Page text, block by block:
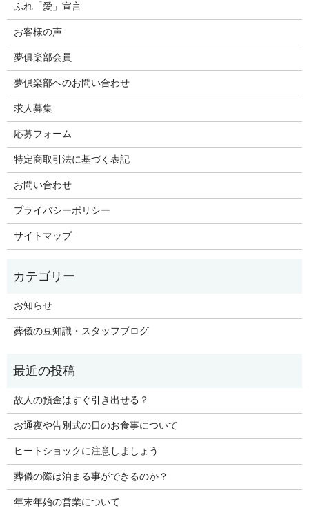
ふれ「愛」宣言
お客様の声
夢俱楽部会員
夢倶楽部へのお問い合わせ
求人募集
応募フォーム
特定商取引法に基づく表記
お問い合わせ
プライバシーポリシー
サイトマップ
お知らせ
葬儀の豆知識・スタッフブログ
故人の預金はすぐ引き出せる？
お通夜や告別式の日のお食事について
ヒートショックに注意しましょう
葬儀の際は泊まる事ができるのか？
年末年始の営業について